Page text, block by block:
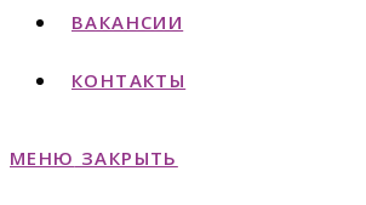
ВАКАНСИИ
КОНТАКТЫ
МЕНЮ ЗАКРЫТЬ